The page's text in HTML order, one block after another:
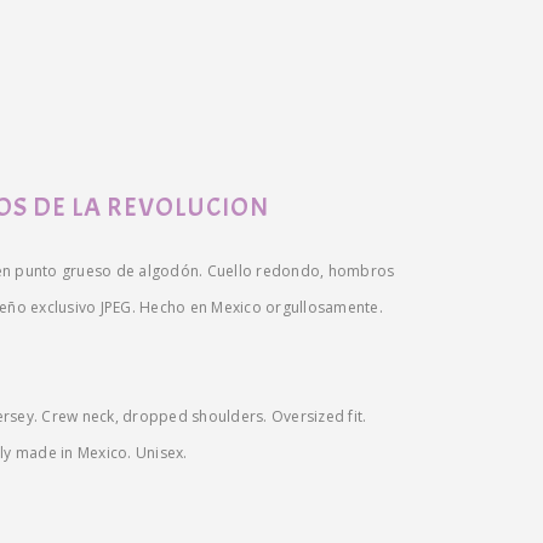
DE LA REVOLUCION
punto grueso de algodón. Cuello redondo, hombros
exclusivo JPEG. Hecho en Mexico orgullosamente.
Crew neck, dropped shoulders. Oversized fit.
made in Mexico. Unisex.